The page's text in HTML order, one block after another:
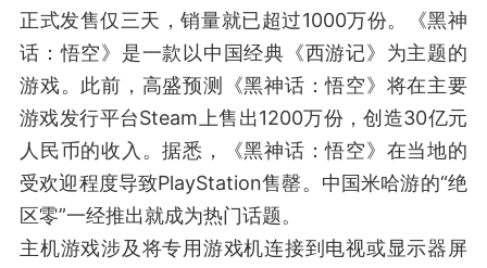
正式发售仅三天，销量就已超过1000万份。《黑神
话：悟空》是一款以中国经典《西游记》为主题的
游戏。此前，高盛预测《黑神话：悟空》将在主要
游戏发行平台Steam上售出1200万份，创造30亿元
人民币的收入。据悉，《黑神话：悟空》在当地的
受欢迎程度导致PlayStation售罄。中国米哈游的“绝
区零”一经推出就成为热门话题。
主机游戏涉及将专用游戏机连接到电视或显示器屏